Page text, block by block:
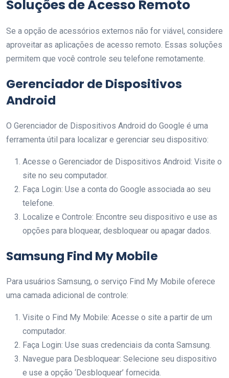
Soluções de Acesso Remoto
Se a opção de acessórios externos não for viável, considere
aproveitar as aplicações de acesso remoto. Essas soluções
permitem que você controle seu telefone remotamente.
Gerenciador de Dispositivos
Android
O Gerenciador de Dispositivos Android do Google é uma
ferramenta útil para localizar e gerenciar seu dispositivo:
Acesse o Gerenciador de Dispositivos Android: Visite o
site no seu computador.
Faça Login: Use a conta do Google associada ao seu
telefone.
Localize e Controle: Encontre seu dispositivo e use as
opções para bloquear, desbloquear ou apagar dados.
Samsung Find My Mobile
Para usuários Samsung, o serviço Find My Mobile oferece
uma camada adicional de controle:
Visite o Find My Mobile: Acesse o site a partir de um
computador.
Faça Login: Use suas credenciais da conta Samsung.
Navegue para Desbloquear: Selecione seu dispositivo
e use a opção ‘Desbloquear’ fornecida.